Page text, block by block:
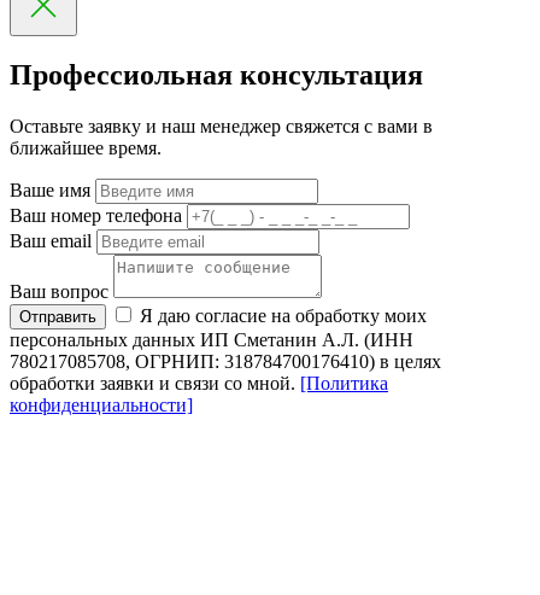
Профессиольная консультация
Оставьте заявку и наш менеджер свяжется с вами в
ближайшее время.
Ваше имя
Ваш номер телефона
Ваш email
Ваш вопрос
Отправить
Я даю согласие на обработку моих
персональных данных ИП Сметанин А.Л. (ИНН
780217085708, ОГРНИП: 318784700176410) в целях
обработки заявки и связи со мной. [Политика
конфиденциальности]